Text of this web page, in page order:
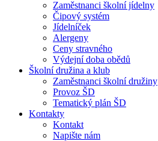
Zaměstnanci školní jídelny
Čipový systém
Jídelníček
Alergeny
Ceny stravného
Výdejní doba obědů
Školní družina a klub
Zaměstnanci školní družiny
Provoz ŠD
Tematický plán ŠD
Kontakty
Kontakt
Napište nám